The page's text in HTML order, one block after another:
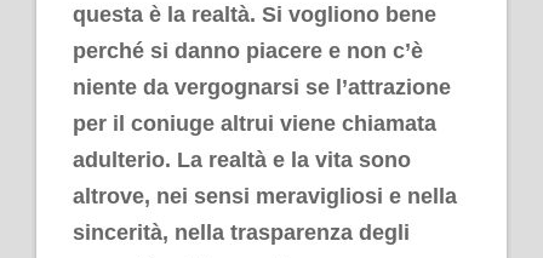
questa è la realtà. Si vogliono bene
perché si danno piacere e non c’è
niente da vergognarsi se l’attrazione
per il coniuge altrui viene chiamata
adulterio. La realtà e la vita sono
altrove, nei sensi meravigliosi e nella
sincerità, nella trasparenza degli